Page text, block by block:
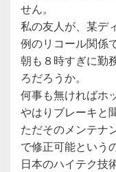
せん。
私の友人が、某デ
例のリコール関係
朝も８時すぎに勤
ろだろうか。
何事も無ければホ
やはりブレーキと
ただそのメンテナ
で修正可能という
日本のハイテク技